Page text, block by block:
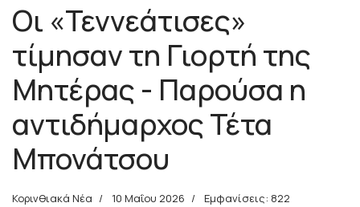
Οι «Τεννεάτισες»
τίμησαν τη Γιορτή της
Μητέρας - Παρούσα η
αντιδήμαρχος Τέτα
Μπονάτσου
Κορινθιακά Νέα 10 Μαΐου 2026 Εμφανίσεις: 822